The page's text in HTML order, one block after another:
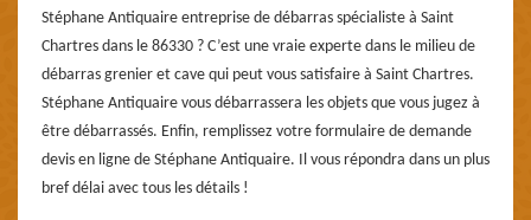
Stéphane Antiquaire entreprise de débarras spécialiste à Saint
Chartres dans le 86330 ? C’est une vraie experte dans le milieu de
débarras grenier et cave qui peut vous satisfaire à Saint Chartres.
Stéphane Antiquaire vous débarrassera les objets que vous jugez à
être débarrassés. Enfin, remplissez votre formulaire de demande
devis en ligne de Stéphane Antiquaire. Il vous répondra dans un plus
bref délai avec tous les détails !